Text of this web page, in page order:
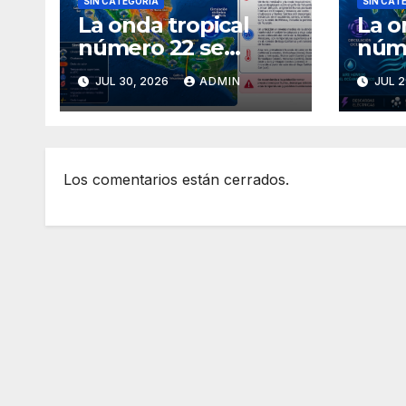
La onda tropical
número 22 se
desplazará sobre el
golfo de
Tehuantepec y el
JUL 30, 2026 ADMIN
La
JUL
Los comentarios están cerrados.